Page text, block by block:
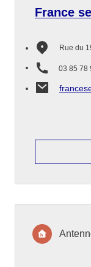
France
Rue du
03 85 78